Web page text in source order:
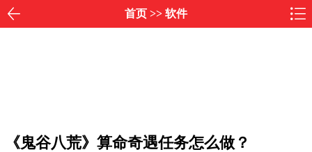
首页>> 软件
《鬼谷八荒》算命奇遇任务怎么做？